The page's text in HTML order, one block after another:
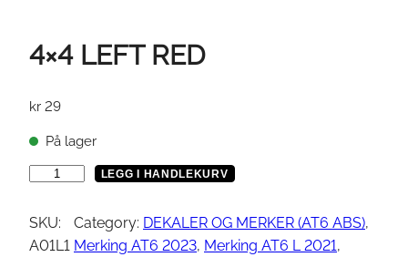
4×4 LEFT RED
kr 29
På lager
4
L
LEGG I HANDLEKURV
SKU:
A01L1
Category: DEKALER OG MERKER (AT6 ABS)
Merking AT6 2023, Merking AT6 L 2021